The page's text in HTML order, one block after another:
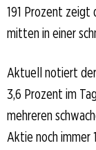
191 Prozent
mitten in einer
Aktuell notiert der
3,6 Prozent im
mehreren
Aktie noch immer